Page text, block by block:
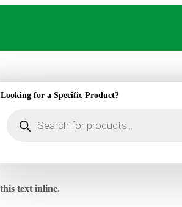
Looking for a Specific Product?
productos
text inline.